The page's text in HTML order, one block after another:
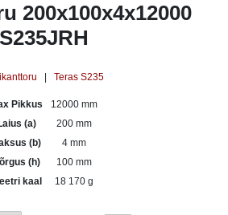
200x100x4x12000
S235JRH
Teras S235
Pikkus
12000 mm
(a)
200 mm
(b)
4 mm
(h)
100 mm
kaal
18 170 g